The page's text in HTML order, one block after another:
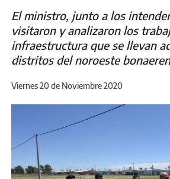
El ministro, junto a los
visitaron y analizaron los
infraestructura que se llevan
distritos del noroeste
Viernes 20 de Noviembre 2020